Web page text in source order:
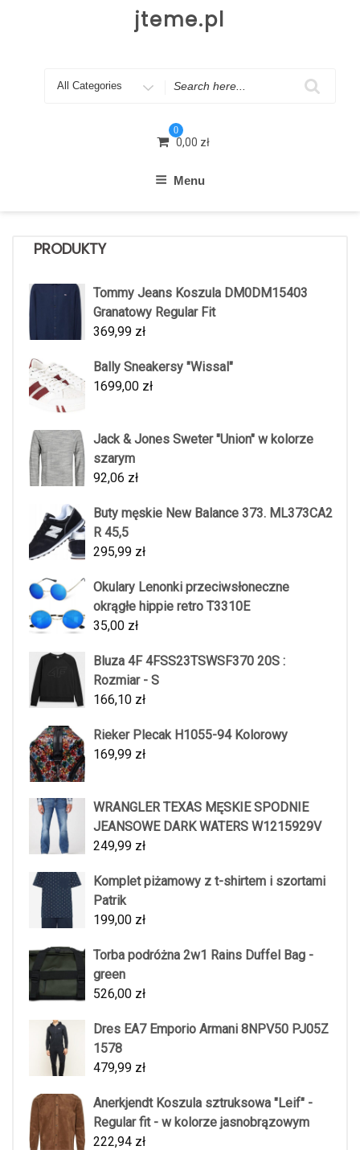
jteme.pl
Search
0
0,00 zł
Menu
PRODUKTY
Tommy Jeans Koszula DM0DM15403
Granatowy Regular Fit
369,99 zł
Bally Sneakersy "Wissal"
1699,00 zł
Jack & Jones Sweter "Union" w kolorze
szarym
92,06 zł
Buty męskie New Balance 373. ML373CA2
R 45,5
295,99 zł
Okulary Lenonki przeciwsłoneczne
okrągłe hippie retro T3310E
35,00 zł
Bluza 4F 4FSS23TSWSF370 20S :
Rozmiar - S
166,10 zł
Rieker Plecak H1055-94 Kolorowy
169,99 zł
WRANGLER TEXAS MĘSKIE SPODNIE
JEANSOWE DARK WATERS W1215929V
249,99 zł
Komplet piżamowy z t-shirtem i szortami
Patrik
199,00 zł
Torba podróżna 2w1 Rains Duffel Bag -
green
526,00 zł
Dres EA7 Emporio Armani 8NPV50 PJ05Z
1578
479,99 zł
Anerkjendt Koszula sztruksowa "Leif" -
Regular fit - w kolorze jasnobrązowym
222,94 zł